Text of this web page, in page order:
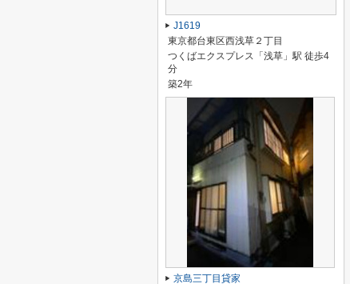
J1619
東京都台東区西浅草２丁目
つくばエクスプレス「浅草」駅 徒歩4
分
築2年
京島三丁目貸家